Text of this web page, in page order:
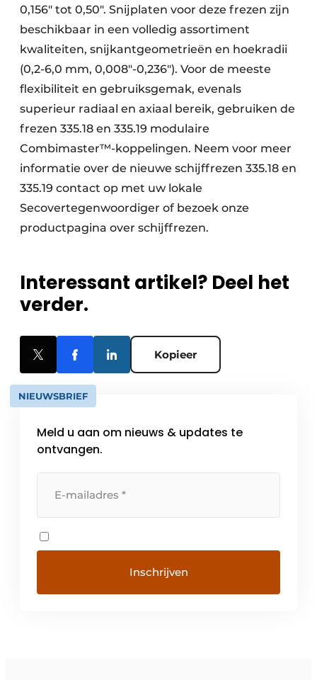
0,156″ tot 0,50″. Snijplaten voor deze frezen zijn
beschikbaar in een volledig assortiment
kwaliteiten, snijkantgeometrieën en hoekradii
(0,2-6,0 mm, 0,008″-0,236″). Voor de meeste
flexibiliteit en gebruiksgemak, evenals
superieur radiaal en axiaal bereik, gebruiken de
frezen 335.18 en 335.19 modulaire
Combimaster™-koppelingen. Neem voor meer
informatie over de nieuwe schijffrezen 335.18 en
335.19 contact op met uw lokale
Secovertegenwoordiger of bezoek onze
productpagina over schijffrezen.
Interessant artikel? Deel het
verder.
Kopieer
NIEUWSBRIEF
Meld u aan om nieuws & updates te
ontvangen.